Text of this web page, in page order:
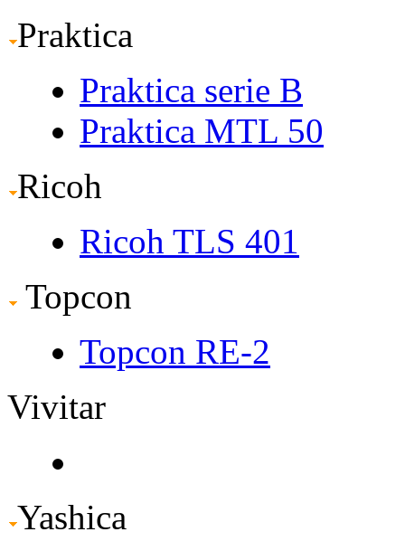
Praktica
Praktica serie B
Praktica MTL 50
Ricoh
Ricoh TLS 401
Topcon
Topcon RE-2
Vivitar
Yashica